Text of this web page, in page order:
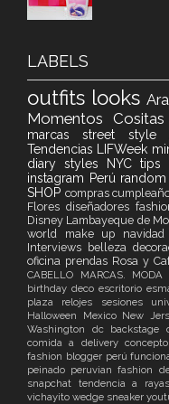
LABELS
outfits looks
Momentos
marcasstreet style
Tendencias
LIFWeek
diary styles NYC tips
instagram Perú random
SHOP compras
Floresdiseñadores
Disney Lambayeque de
world make up navidad
Interviews belleza
oficina prendas Rosa y
CABELLO MARCAS. MODA
birthdaydecoescritorio
plaza relojes sesiones
Halloween
Mexico New
Washington dc backstage
comida a delivery concepto
fashion blogger perú
peinado peruvian fashion
snapchat tendencia a
vichayito wedge sneaker